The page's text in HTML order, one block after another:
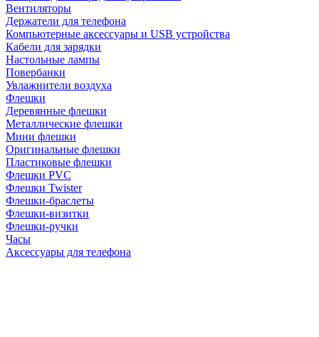
Вентиляторы
Держатели для телефона
Компьютерные аксессуары и USB устройства
Кабели для зарядки
Настольные лампы
Повербанки
Увлажнители воздуха
Флешки
Деревянные флешки
Металлические флешки
Мини флешки
Оригинальные флешки
Пластиковые флешки
Флешки PVC
Флешки Twister
Флешки-браслеты
Флешки-визитки
Флешки-ручки
Часы
Аксессуары для телефона